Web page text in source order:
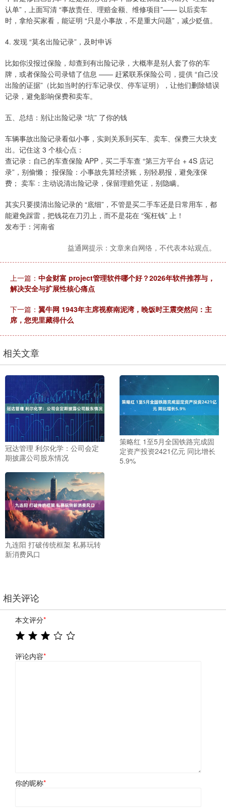
认单”，上面写清 “事故责任、理赔金额、维修项目”—— 以后卖车
时，拿给买家看，能证明 “只是小事故，不是重大问题”，减少贬值。
4. 发现 “莫名出险记录”，及时申诉
比如你没报过保险，却查到有出险记录，大概率是别人套了你的车
牌，或者保险公司录错了信息 —— 赶紧联系保险公司，提供 “自己没
出险的证据”（比如当时的行车记录仪、停车证明），让他们删除错误
记录，避免影响保费和卖车。
五、总结：别让出险记录 “坑” 了你的钱
车辆事故出险记录看似小事，实则关系到买车、卖车、保费三大块支
出。记住这 3 个核心点：
查记录：自己的车查保险 APP，买二手车查 “第三方平台 + 4S 店记
录”，别偷懒； 报保险：小事故先算经济账，别轻易报，避免涨保
费； 卖车：主动说清出险记录，保留理赔凭证，别隐瞒。
其实只要摸清出险记录的 “底细”，不管是买二手车还是日常用车，都
能避免踩雷，把钱花在刀刃上，而不是花在 “冤枉钱” 上！
发布于：河南省
益通网提示：文章来自网络，不代表本站观点。
上一篇： 中金财富 project管理软件哪个好？2026年软件推荐与，
解决安全与扩展性核心痛点
下一篇： 翼牛网 1943年主席视察南泥湾，晚饭时王震突然问：主
席，您兜里藏得什么
相关文章
冠达管理 利尔化学：公司会定
期披露公司股东情况
策略红 1至5月全国铁路完成固
定资产投资2421亿元 同比增长
5.9%
九连阳 打破传统框架 私募玩转
新消费风口
相关评论
本文评分*
评论内容*
你的昵称*